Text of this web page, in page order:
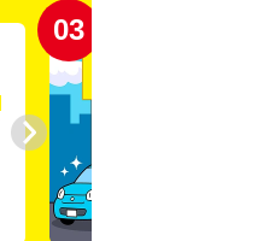
03